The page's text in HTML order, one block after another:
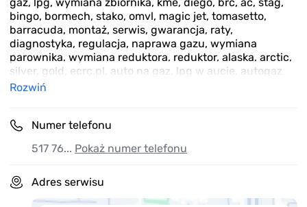
bingo, bormech, stako, omvl, magic jet, tomasetto,
barracuda, montaż, serwis, gwarancja, raty,
diagnostyka, regulacja, naprawa gazu, wymiana
parownika, wymiana reduktora, reduktor, alaska, arctic,
silver, gold, ecrc.pl, auto na gaz, lpg w aucie, autogaz
Rozwiń
Numer telefonu
517 76... Pokaż numer telefonu
Adres serwisu